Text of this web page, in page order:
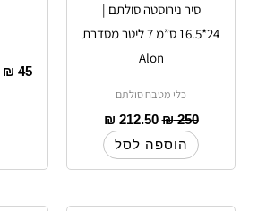
סיר נירוסטה סולתם |
24*16.5 ס”מ 7 ליטר מסדרת
Alon
כלי מטבח סולתם
₪250
₪ 212.50
הוספה לסל
₪45